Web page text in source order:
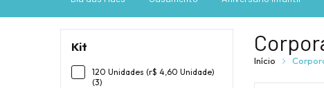
Kit
120 Unidades (r$ 4,60 Unidade)
(3)
Início